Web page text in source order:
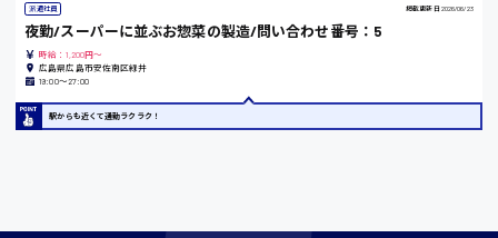
愛知県
派遣社員 掲載更新日 2026/06/23
夜勤/スーパーに並ぶお惣菜の製造/問い合わせ番号：5
時給：1,200円～
広島県広島市安佐南区緑井
19:00〜27:00
駅からも近くて通勤ラクラク！